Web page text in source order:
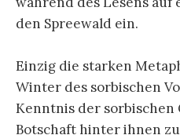
den Spreewald ein.
Einzig die starken
Winter des sorbischen
Kenntnis der sorbischen
Botschaft hinter ihnen